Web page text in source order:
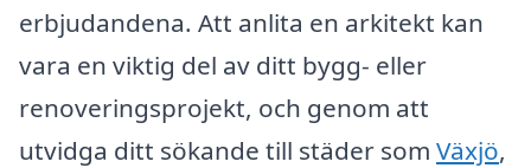
erbjudandena. Att anlita en arkitekt kan
vara en viktig del av ditt bygg- eller
renoveringsprojekt, och genom att
utvidga ditt sökande till städer som Växjö,